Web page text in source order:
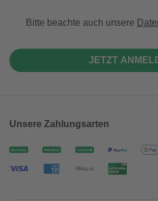
Bitte beachte auch unsere
JETZT
Unsere Zahlungsarten